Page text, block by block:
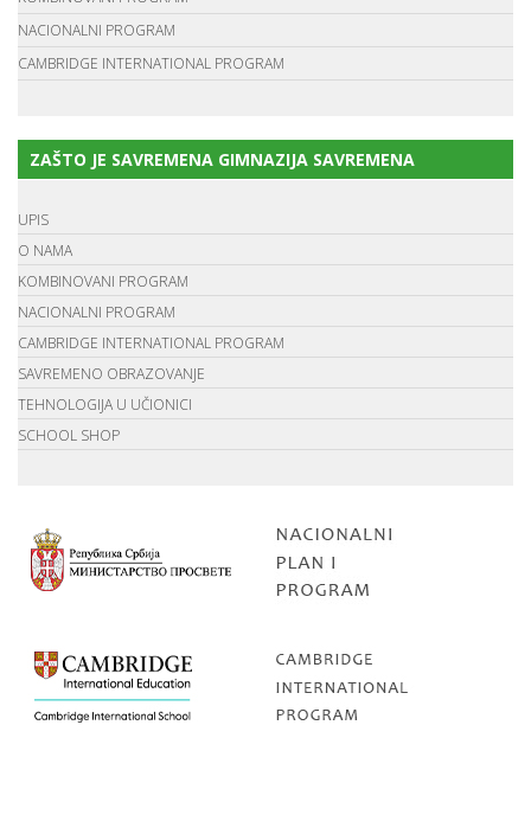
NACIONALNI PROGRAM
CAMBRIDGE INTERNATIONAL PROGRAM
ZAŠTO JE SAVREMENA GIMNAZIJA SAVREMENA
UPIS
O NAMA
KOMBINOVANI PROGRAM
NACIONALNI PROGRAM
CAMBRIDGE INTERNATIONAL PROGRAM
SAVREMENO OBRAZOVANJE
TEHNOLOGIJA U UČIONICI
SCHOOL SHOP